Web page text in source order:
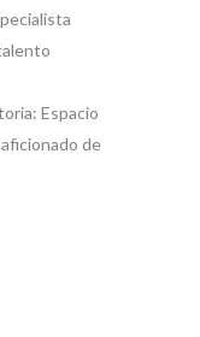
Espacio
aficionado de